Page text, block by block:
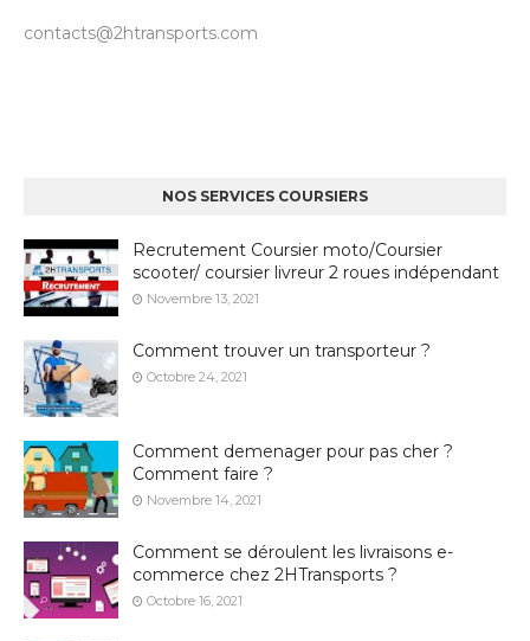
contacts@2htransports.com
NOS SERVICES COURSIERS
Recrutement Coursier moto/Coursier
scooter/ coursier livreur 2 roues indépendant
Novembre 13, 2021
Comment trouver un transporteur ?
Octobre 24, 2021
Comment demenager pour pas cher ?
Comment faire ?
Novembre 14, 2021
Comment se déroulent les livraisons e-
commerce chez 2HTransports ?
Octobre 16, 2021